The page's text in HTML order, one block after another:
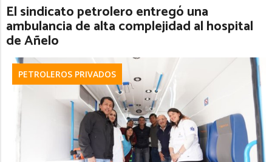
El sindicato petrolero entregó una
ambulancia de alta complejidad al hospital
de Añelo
PETROLEROS PRIVADOS